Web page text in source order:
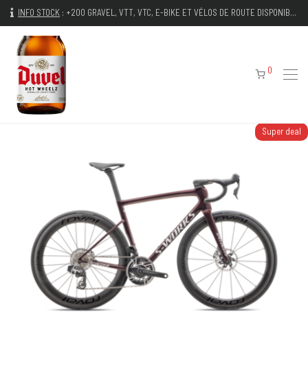
INFO STOCK : +200 GRAVEL, VTT, VTC, E-BIKE ET VÉLOS DE ROUTE DISPONIBLES IMMÉDIATEMENT
0
Super deal